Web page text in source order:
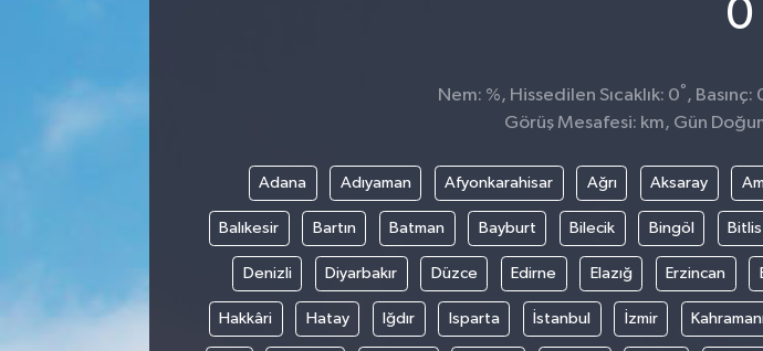
0
Nem: %, Hissedilen Sıcaklık: 0° ,
Görüş Mesafesi: km, Gün
Adana Adıyaman Afyonkarahisar Ağrı Aksaray
Balıkesir Bartın Batman Bayburt Bilecik Bingöl Bitlis
Denizli Diyarbakır Düzce Edirne Elazığ Erzincan
Hakkâri Hatay Iğdır Isparta İstanbul İzmir